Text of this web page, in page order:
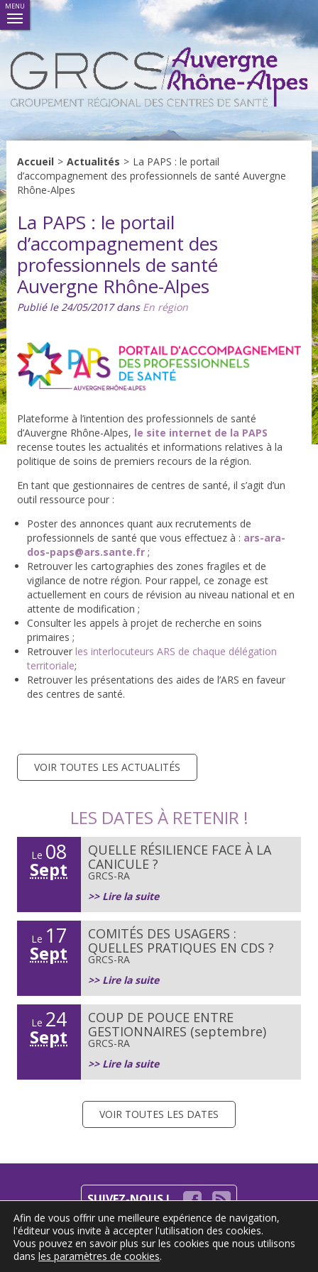
MENU
Accueil > Actualités > La PAPS : le portail
d’accompagnement des professionnels de santé Auvergne
Rhône-Alpes
La PAPS : le portail
d’accompagnement des
professionnels de santé
Auvergne Rhône-Alpes
Publié le 24/05/2017 dans En région
Plateforme à l’intention des professionnels de santé
d’Auvergne Rhône-Alpes, le site internet de la PAPS
recense toutes les actualités et informations relatives à la
politique de soins de premiers recours de la région.
En tant que gestionnaires de centres de santé, il s’agit d’un
outil ressource pour :
Poster des annonces quant aux recrutements de
professionnels de santé que vous effectuez à : ars-ara-
dos-paps@ars.sante.fr ;
Retrouver les cartographies des zones fragiles et de
vigilance de notre région. Pour rappel, ce zonage est
actuellement en cours de révision au niveau national et en
attente de modification ;
Consulter les appels à projet de recherche en soins
primaires ;
Retrouver les interlocuteurs ARS de chaque délégation
territoriale;
Retrouver les présentations des aides de l’ARS en faveur
des centres de santé.
VOIR TOUTES LES ACTUALITÉS
LES DATES À RETENIR !
Le 08
Sept
QUELLE RÉSILIENCE FACE À LA
CANICULE ?
GRCS-RA
>> Lire la suite
Le 17
Sept
COMITÉS DES USAGERS :
QUELLES PRATIQUES EN CDS ?
GRCS-RA
>> Lire la suite
Le 24
Sept
COUP DE POUCE ENTRE
GESTIONNAIRES (septembre)
GRCS-RA
>> Lire la suite
VOIR TOUTES LES DATES
SUIVEZ-NOUS !
S'INSCRIRE À LA NEWSLETTER
Afin de vous offrir une meilleure expérience de navigation,
l'éditeur vous invite à accepter l'utilisation des cookies.
Vous pouvez en savoir plus sur les cookies que nous utilisons
dans les paramètres de cookies.